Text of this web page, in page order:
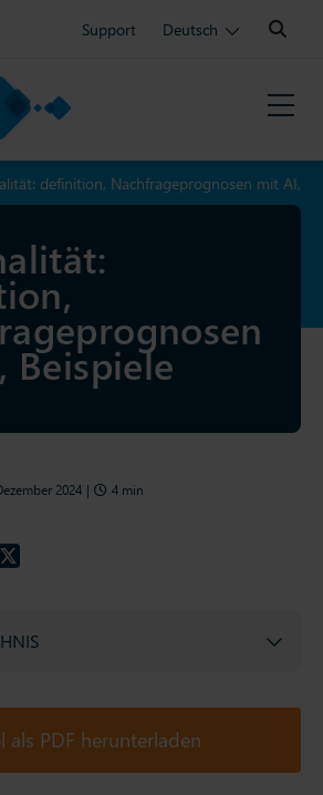
Support Deutsch
Search:
definition, Nachfrageprognosen mit AI,
Beispiele
2024 | 4 min
als PDF herunterladen